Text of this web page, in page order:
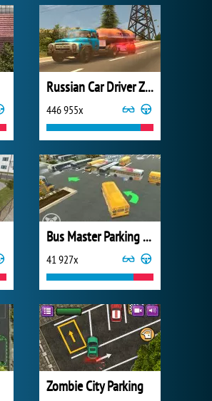
Russian Car Driver ZIL 130
446 955x
Bus Master Parking 3D
41 927x
Zombie City Parking